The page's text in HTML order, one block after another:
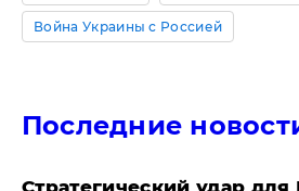
Война Украины с Россией
Последние